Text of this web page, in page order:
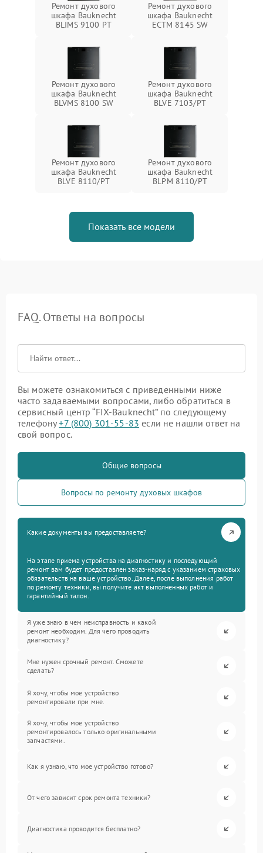
Ремонт духового
шкафа Bauknecht
BLIMS 9100 PT
Ремонт духового
шкафа Bauknecht
ECTM 8145 SW
Ремонт духового
шкафа Bauknecht
BLVMS 8100 SW
Ремонт духового
шкафа Bauknecht
BLVE 7103/PT
Ремонт духового
шкафа Bauknecht
BLVE 8110/PT
Ремонт духового
шкафа Bauknecht
BLPM 8110/PT
Показать все модели
FAQ. Ответы на вопросы
Вы можете ознакомиться с приведенными ниже
часто задаваемыми вопросами, либо обратиться в
сервисный центр “FIX-Bauknecht” по следующему
телефону+7 (800) 301-55-83 если не нашли ответ на
свой вопрос.
Общие вопросы
Вопросы по ремонту духовых шкафов
Какие документы вы предоставляете?
На этапе приема устройства на диагностику и последующий
ремонт вам будет предоставлен заказ-наряд с указанием страховых
обязательств на ваше устройство. Далее, после выполнения работ
по ремонту техники, вы получите акт выполненных работ и
гарантийный талон.
Я уже знаю в чем неисправность и какой
ремонт необходим. Для чего проводить
диагностику?
Мне нужен срочный ремонт. Сможете
сделать?
Я хочу, чтобы мое устройство
ремонтировали при мне.
Я хочу, чтобы мое устройство
ремонтировалось только оригинальными
запчастями.
Как я узнаю, что мое устройство готово?
От чего зависит срок ремонта техники?
Диагностика проводится бесплатно?